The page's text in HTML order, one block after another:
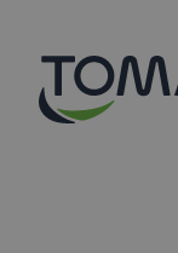
hovedinnhold